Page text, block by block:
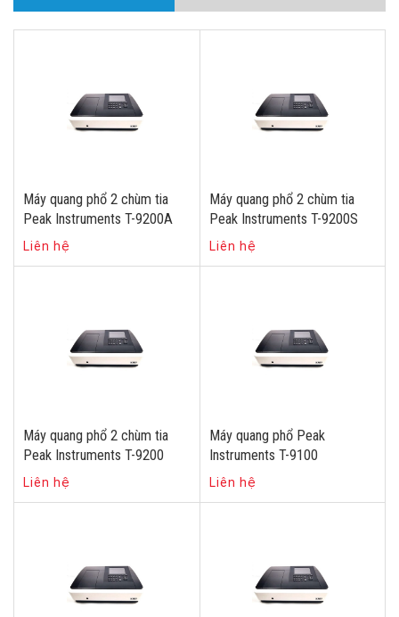
Máy quang phổ 2 chùm tia
Peak Instruments T-9200A
Liên hệ
Máy quang phổ 2 chùm tia
Peak Instruments T-9200S
Liên hệ
Máy quang phổ 2 chùm tia
Peak Instruments T-9200
Liên hệ
Máy quang phổ Peak
Instruments T-9100
Liên hệ